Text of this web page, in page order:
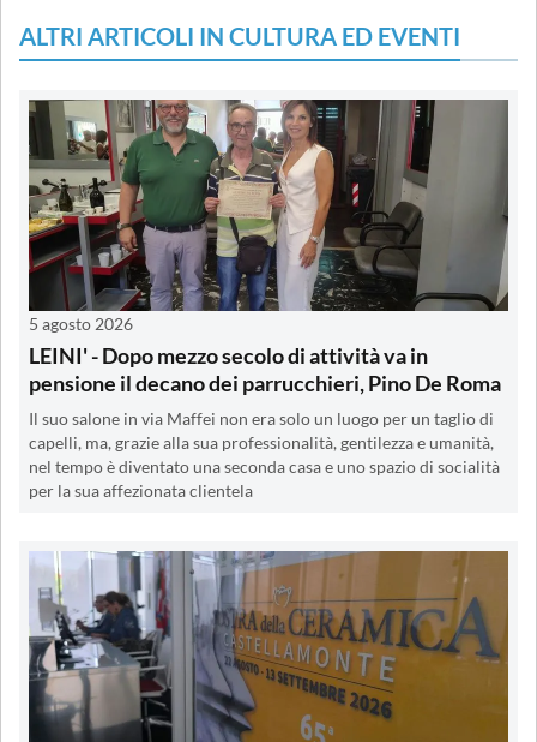
ALTRI ARTICOLI IN CULTURA ED EVENTI
5 agosto 2026
LEINI' - Dopo mezzo secolo di attività va in
pensione il decano dei parrucchieri, Pino De Roma
Il suo salone in via Maffei non era solo un luogo per un taglio di
capelli, ma, grazie alla sua professionalità, gentilezza e umanità,
nel tempo è diventato una seconda casa e uno spazio di socialità
per la sua affezionata clientela